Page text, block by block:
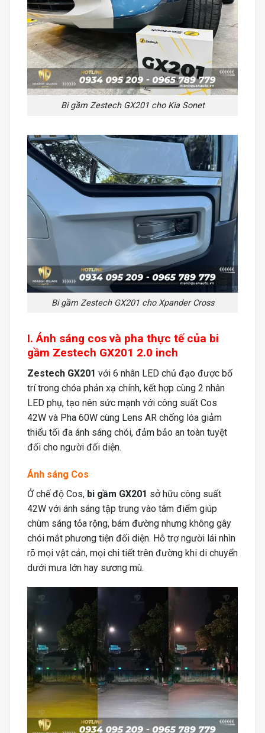
Bi gầm Zestech GX201 cho Kia Sonet
Bi gầm Zestech GX201 cho Xpander Cross
I. Ánh sáng cos và pha thực tế của bi
gầm Zestech GX201 2.0 inch
Zestech GX201 với 6 nhân LED chủ đạo được bố
trí trong chóa phản xạ chính, kết hợp cùng 2 nhân
LED phụ, tạo nên sức mạnh với công suất Cos
42W và Pha 60W cùng Lens AR chống lóa giảm
thiểu tối đa ánh sáng chói, đảm bảo an toàn tuyệt
đối cho người đối diện.
Ánh sáng Cos
Ở chế độ Cos, bi gầm GX201 sở hữu công suất
42W với ánh sáng tập trung vào tâm điểm giúp
chùm sáng tỏa rộng, bám đường nhưng không gây
chói mắt phương tiện đối diện. Hỗ trợ người lái nhìn
rõ mọi vật cản, mọi chi tiết trên đường khi di chuyển
dưới mưa lớn hay sương mù.